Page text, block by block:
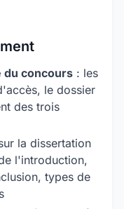
du concours : les
le dossier
des trois
la dissertation
l'introduction,
types de